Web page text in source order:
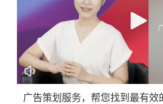
广告策划服务，帮您找到最有效